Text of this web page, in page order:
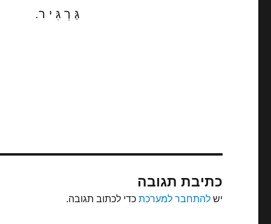
גַּ רְ גִּ י ר.
כתיבת תגובה
ישלהתחבר למערכת כדי לכתוב תגובה.